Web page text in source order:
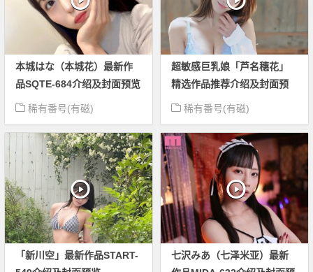
本城はな（本城花）最新作
品SQTE-684介绍及封面预览
稀有番号(有磁)
超敏感巨乳娘「芦名穗花」
精选作品推荐介绍及封面预
览
稀有番号(有磁)
「新川空」最新作品START-
七沢みあ（七泽米亚）最新